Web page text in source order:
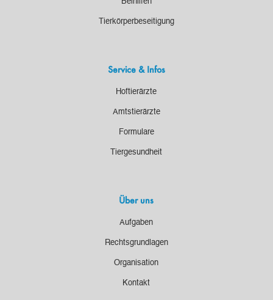
Beihilfen
Tierkörperbeseitigung
Service & Infos
Hoftierärzte
Amtstierärzte
Formulare
Tiergesundheit
Über uns
Aufgaben
Rechtsgrundlagen
Organisation
Kontakt